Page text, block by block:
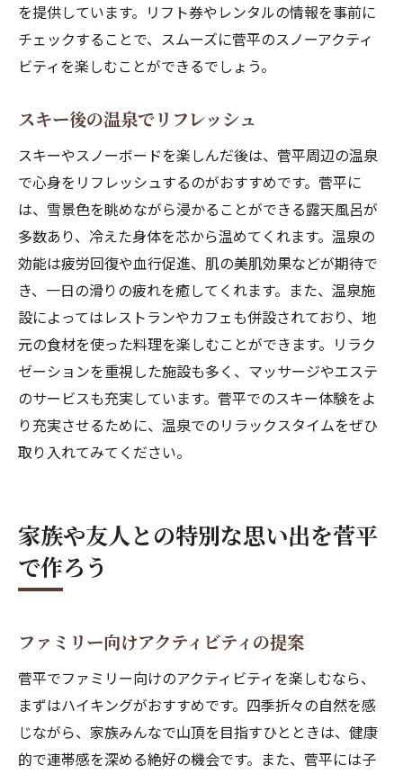
を提供しています。リフト券やレンタルの情報を事前に
チェックすることで、スムーズに菅平のスノーアクティ
ビティを楽しむことができるでしょう。
スキー後の温泉でリフレッシュ
スキーやスノーボードを楽しんだ後は、菅平周辺の温泉
で心身をリフレッシュするのがおすすめです。菅平に
は、雪景色を眺めながら浸かることができる露天風呂が
多数あり、冷えた身体を芯から温めてくれます。温泉の
効能は疲労回復や血行促進、肌の美肌効果などが期待で
き、一日の滑りの疲れを癒してくれます。また、温泉施
設によってはレストランやカフェも併設されており、地
元の食材を使った料理を楽しむことができます。リラク
ゼーションを重視した施設も多く、マッサージやエステ
のサービスも充実しています。菅平でのスキー体験をよ
り充実させるために、温泉でのリラックスタイムをぜひ
取り入れてみてください。
家族や友人との特別な思い出を菅平
で作ろう
ファミリー向けアクティビティの提案
菅平でファミリー向けのアクティビティを楽しむなら、
まずはハイキングがおすすめです。四季折々の自然を感
じながら、家族みんなで山頂を目指すひとときは、健康
的で連帯感を深める絶好の機会です。また、菅平には子